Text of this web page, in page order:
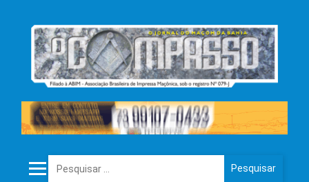
Pesquisar por: